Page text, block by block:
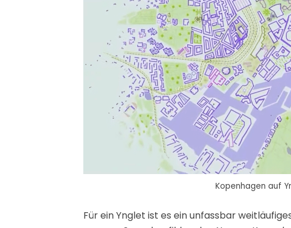
Kopenhagen auf
Für ein Ynglet ist es ein unfassbar